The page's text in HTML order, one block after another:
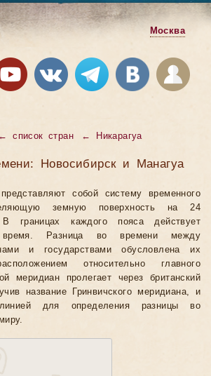
Москва
←список стран ← Никарагуа
Новосибирск и Манагуа
собой систему временного
земную поверхность на 24
границах каждого пояса действует
время. Разница во времени между
и государствами обусловлена их
относительно главного
меридиан пролегает через британский
название Гринвичского меридиана, и
для определения разницы во